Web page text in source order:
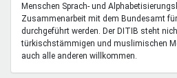
Menschen Sprach- und
Zusammenarbeit mit dem Bundesamt
durchgeführt werden. Der DITIB steht
türkischstämmigen und muslimischen
auch alle anderen willkommen.